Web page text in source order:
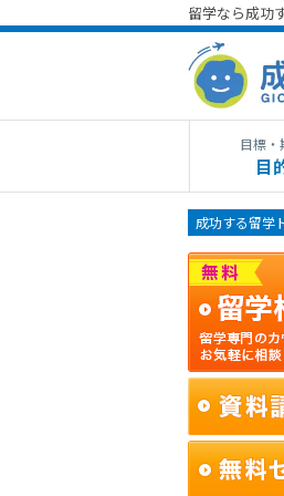
留学なら成功
目標・
目
成功する留学